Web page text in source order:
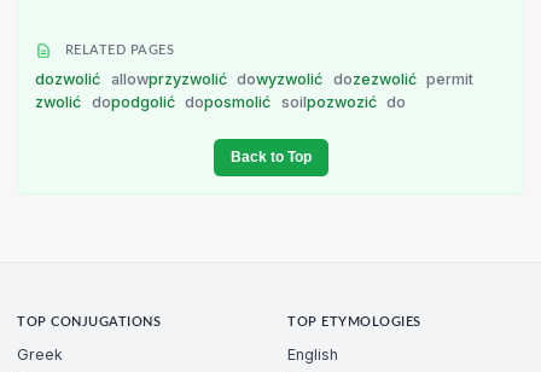
RELATED PAGES
dozwolić allowprzyzwolić dowyzwolić dozezwolić permit
zwolić dopodgolić doposmolić soilpozwozić do
Back to Top
TOP CONJUGATIONS
Greek
TOP ETYMOLOGIES
English